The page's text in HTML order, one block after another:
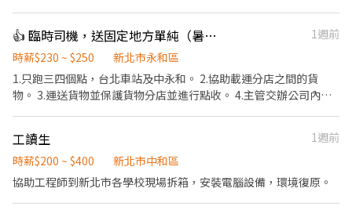
試 【上班時間】： 時薪制：➢早班 07:00-19:00；11:30-
12:30/17:00-18:00休息 ➢夜班 19:00-07:00；23:00-
24:00/03:00-04:00休息 『第一天報到，會早班(10:00-17:00)教育訓
練！第二天依應徵班別上班』 【休假方式】:周休二日 見紅休/排休
津貼(約57499~67649) (加班費以200另計)(加班費依照勞
基法計算) 【廠內相關事項】 廠內準備團膳(餐具需自備)，用餐刷卡
【主動詢問】請主動告知：姓名+手機+區域 1. 快速安排請我:
https://lin.ee/Nfdix8m 2. 馬上安排請加 id : @418zmslz (記得一定
👍 臨時司機，送固定地方單純（暑期可）
1週前
時薪$230 ~ $250
新北市永和區
1.只跑三四個點，台北車站及中永和。 2.協助載運分店之間的貨
物。 3.運送貨物並保護貨物分店並進行點收。 4.主管交辦公司內應
話也會供餐!!
工讀生
1週前
時薪$200 ~ $400
新北市中和區
協助工程師到新北市各學校現場拆箱，安裝電腦設備，環境復原。